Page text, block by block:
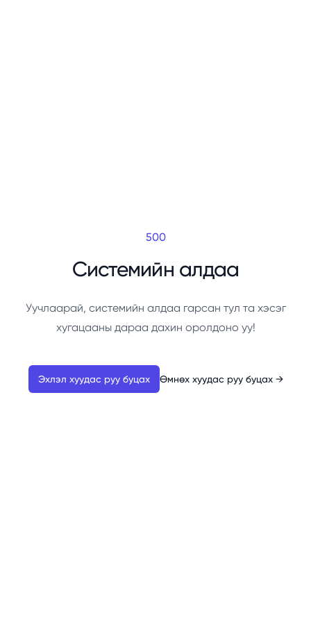
500
Системийн алдаа
Уучлаарай, системийн алдаа гарсан тул та хэсэг
хугацааны дараа дахин оролдоно уу!
Эхлэл хуудас руу буцах Өмнөх хуудас руу буцах →